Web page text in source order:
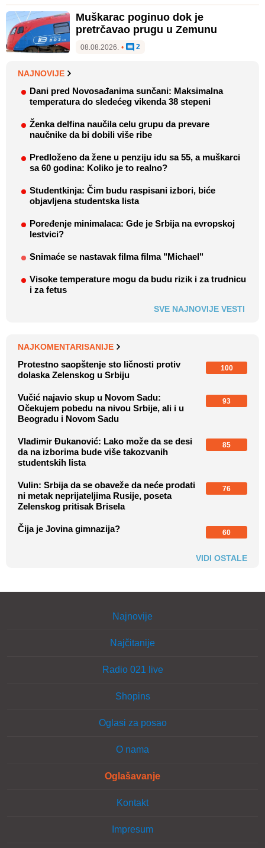
Muškarac poginuo dok je
pretrčavao prugu u Zemunu
08.08.2026. • 2
NAJNOVIJE
Dani pred Novosađanima sunčani: Maksimalna
temperatura do sledećeg vikenda 38 stepeni
Ženka delfina naučila celu grupu da prevare
naučnike da bi dobili više ribe
Predloženo da žene u penziju idu sa 55, a muškarci
sa 60 godina: Koliko je to realno?
Studentkinja: Čim budu raspisani izbori, biće
objavljena studentska lista
Poređenje minimalaca: Gde je Srbija na evropskoj
lestvici?
Snimaće se nastavak filma filma "Michael"
Visoke temperature mogu da budu rizik i za trudnicu
i za fetus
SVE NAJNOVIJE VESTI
NAJKOMENTARISANIJE
Protestno saopštenje sto ličnosti protiv
dolaska Zelenskog u Srbiju
100
Vučić najavio skup u Novom Sadu:
Očekujem pobedu na nivou Srbije, ali i u
Beogradu i Novom Sadu
93
Vladimir Đukanović: Lako može da se desi
da na izborima bude više takozvanih
studentskih lista
85
Vulin: Srbija da se obaveže da neće prodati
ni metak neprijateljima Rusije, poseta
Zelenskog pritisak Brisela
76
Čija je Jovina gimnazija? 60
VIDI OSTALE
Najnovije
Najčitanije
Radio 021 live
Shopins
Oglasi za posao
O nama
Oglašavanje
Kontakt
Impresum